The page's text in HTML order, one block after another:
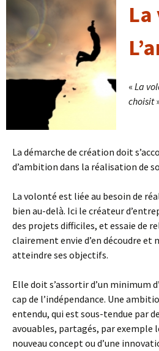
« La
choisit
La démarche de création doit
d’ambition dans la réalisation de
La volonté est liée au besoin de
bien au-delà. Ici le créateur
des projets difficiles, et essaie de
clairement envie d’en découdre
atteindre ses objectifs.
Elle doit s’assortir d’un minimum
cap de l’indépendance. Une
entendu, qui est sous-tendue par
avouables, partagés, par exemple
nouveau concept ou d’une